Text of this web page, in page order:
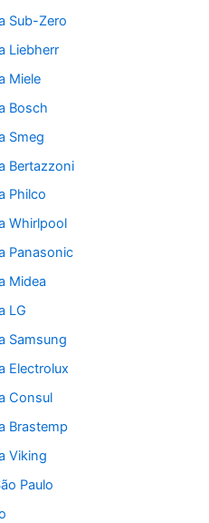
Sub-Zero
Liebherr
Miele
Bosch
Smeg
Bertazzoni
Philco
Whirlpool
Panasonic
Midea
LG
Samsung
Electrolux
Consul
Brastemp
Viking
Paulo